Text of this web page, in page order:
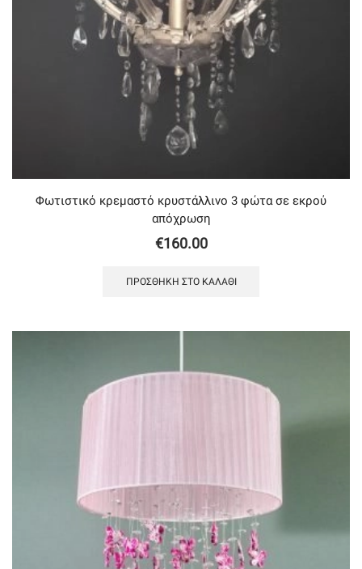
Φωτιστικό κρεμαστό κρυστάλλινο 3 φώτα σε εκρού
απόχρωση
€160.00
ΠΡΟΣΘΉΚΗ ΣΤΟ ΚΑΛΆΘΙ